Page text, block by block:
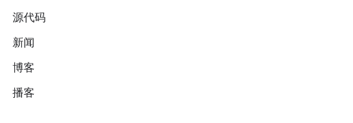
源代码
新闻
博客
播客